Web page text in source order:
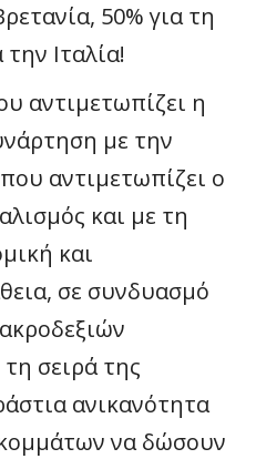
50% για τη
την Ιταλία!
αντιμετωπίζει η
με την
αντιμετωπίζει ο
και με τη
και
σε συνδυασμό
σειρά της
ανικανότητα
να δώσουν